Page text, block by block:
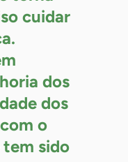
cuidar
dos
dos
o
tem sido